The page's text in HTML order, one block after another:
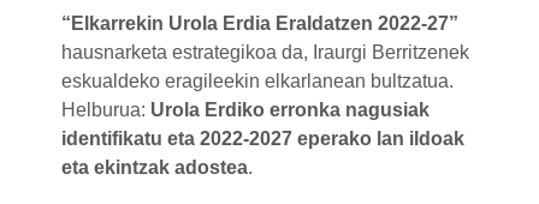
“Elkarrekin Urola Erdia Eraldatzen 2022-27”
hausnarketa estrategikoa da, Iraurgi Berritzenek
eskualdeko eragileekin elkarlanean bultzatua.
Helburua: Urola Erdiko erronka nagusiak
identifikatu eta 2022-2027 eperako lan ildoak
eta ekintzak adostea.